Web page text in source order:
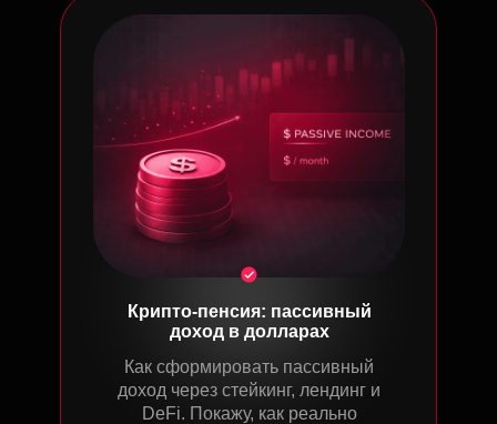
Как сформировать пассивный
доход через стейкинг, лендинг и
DeFi. Покажу, как реально
Крипто-пенсия: пассивный
доход в долларах